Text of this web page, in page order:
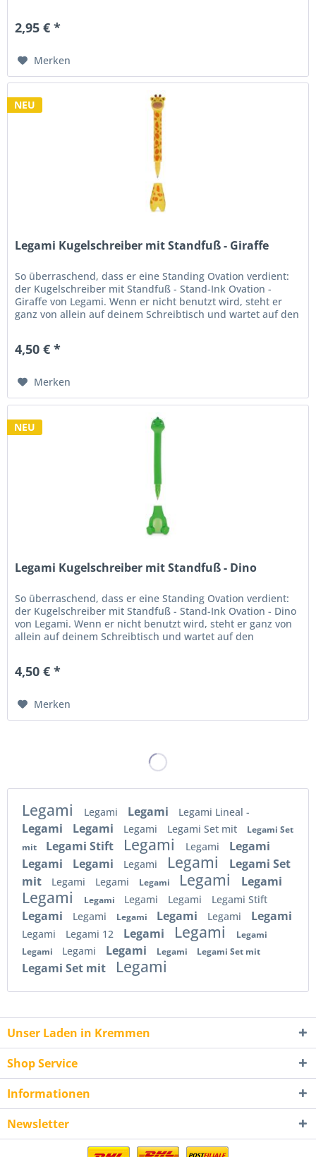
2,95 € *
Merken
NEU
Legami Kugelschreiber mit Standfuß - Giraffe
So überraschend, dass er eine Standing Ovation verdient:
der Kugelschreiber mit Standfuß - Stand-Ink Ovation -
Giraffe von Legami. Wenn er nicht benutzt wird, steht er
ganz von allein auf deinem Schreibtisch und wartet auf den
4,50 € *
Merken
NEU
Legami Kugelschreiber mit Standfuß - Dino
So überraschend, dass er eine Standing Ovation verdient:
der Kugelschreiber mit Standfuß - Stand-Ink Ovation - Dino
von Legami. Wenn er nicht benutzt wird, steht er ganz von
allein auf deinem Schreibtisch und wartet auf den
4,50 € *
Merken
Legami Legami Legami Legami Lineal -
Legami Legami Legami Legami Set mit
Legami Set
mit
Legami Stift Legami Legami
Legami
Legami
Legami Legami Legami
Legami Set
mit
Legami Legami Legami Legami Legami
Legami Legami Legami Legami Legami Stift
Legami Legami Legami Legami Legami Legami
Legami Legami 12 Legami Legami
Legami
Legami
Legami Legami Legami Legami Set mit
Legami Set mit Legami
Unser Laden in Kremmen
Shop Service
Informationen
Newsletter